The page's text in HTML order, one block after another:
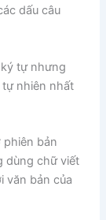
dấu câu
tự nhưng
nhiên nhất
bản
dùng chữ viết
văn bản của